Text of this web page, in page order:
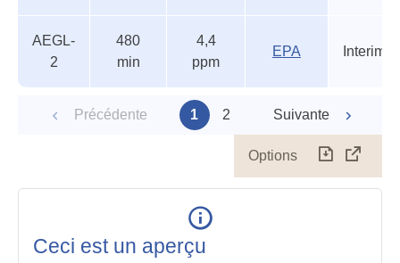
AEGL-
2
480
min
4,4
ppm
EPA Interim
Précédente 1 2 Suivante
Options
le
Ceci est un aperçu